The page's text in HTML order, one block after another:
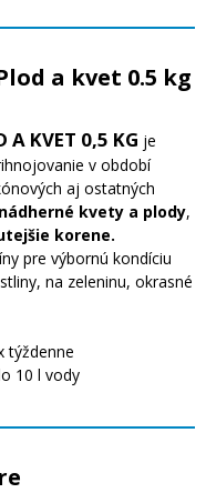
a kvet 0.5 kg
KVET 0,5 KG je
v období
aj ostatných
kvety a plody,
korene.
pre výbornú kondíciu
na zeleninu, okrasné
týždenne
10 l vody